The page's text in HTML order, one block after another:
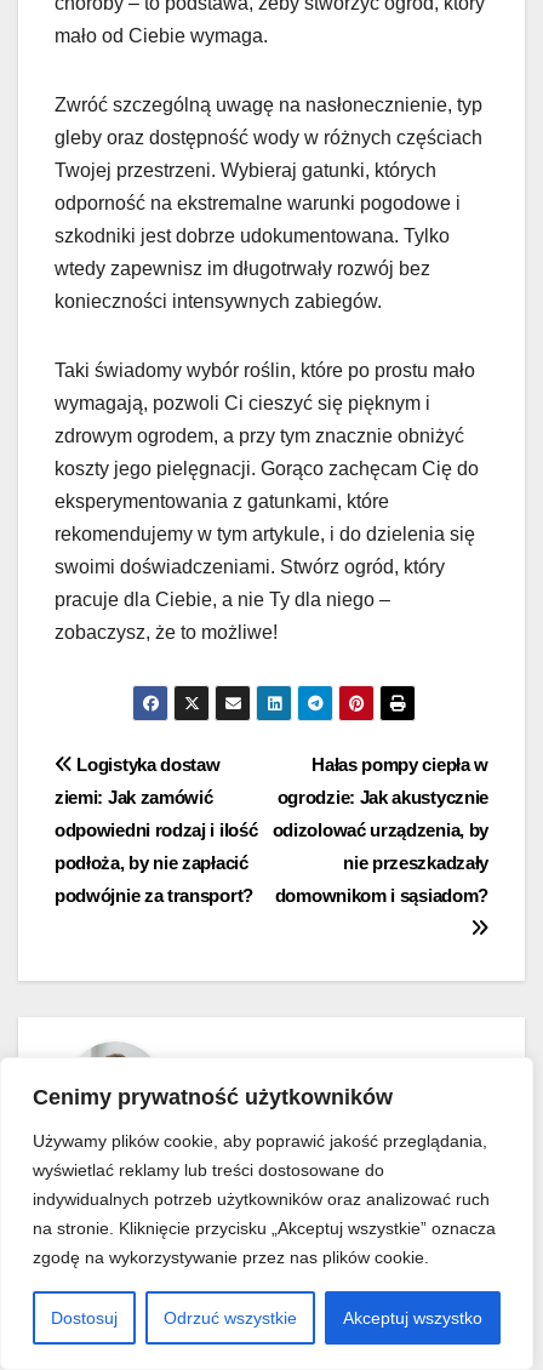
Cenimy prywatność użytkowników
Używamy plików cookie, aby poprawić jakość przeglądania,
wyświetlać reklamy lub treści dostosowane do
indywidualnych potrzeb użytkowników oraz analizować ruch
na stronie. Kliknięcie przycisku „Akceptuj wszystkie” oznacza
zgodę na wykorzystywanie przez nas plików cookie.
Dostosuj Odrzuć wszystkie Akceptuj wszystko
mało od Ciebie wymaga.
Zwróć szczególną uwagę na nasłonecznienie, typ
gleby oraz dostępność wody w różnych częściach
Twojej przestrzeni. Wybieraj gatunki, których
odporność na ekstremalne warunki pogodowe i
szkodniki jest dobrze udokumentowana. Tylko
wtedy zapewnisz im długotrwały rozwój bez
konieczności intensywnych zabiegów.
Taki świadomy wybór roślin, które po prostu mało
wymagają, pozwoli Ci cieszyć się pięknym i
zdrowym ogrodem, a przy tym znacznie obniżyć
koszty jego pielęgnacji. Gorąco zachęcam Cię do
eksperymentowania z gatunkami, które
rekomendujemy w tym artykule, i do dzielenia się
swoimi doświadczeniami. Stwórz ogród, który
pracuje dla Ciebie, a nie Ty dla niego –
zobaczysz, że to możliwe!
Nawigacja
wpisu
Hałas pompy ciepła w
ogrodzie: Jak akustycznie
odizolować urządzenia, by
nie przeszkadzały
domownikom i sąsiadom?
Logistyka dostaw
ziemi: Jak zamówić
odpowiedni rodzaj i ilość
podłoża, by nie zapłacić
podwójnie za transport?
Jacek Plocke
Powiązane